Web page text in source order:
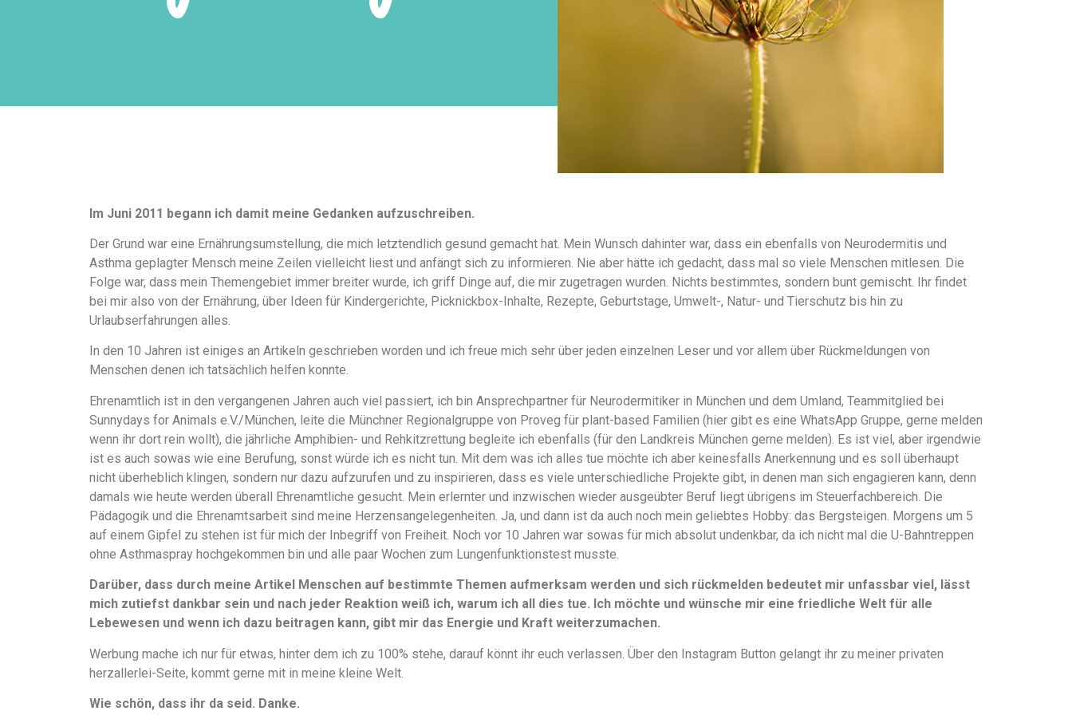
Im Juni 2011 begann ich damit meine Gedanken aufzuschreiben.
Der Grund war eine Ernährungsumstellung, die mich letztendlich gesund gemacht hat. Mein Wunsch dahinter war, dass ein ebenfalls von Neurodermitis und
Asthma geplagter Mensch meine Zeilen vielleicht liest und anfängt sich zu informieren. Nie aber hätte ich gedacht, dass mal so viele Menschen mitlesen. Die
Folge war, dass mein Themengebiet immer breiter wurde, ich griff Dinge auf, die mir zugetragen wurden. Nichts bestimmtes, sondern bunt gemischt. Ihr findet
bei mir also von der Ernährung, über Ideen für Kindergerichte, Picknickbox-Inhalte, Rezepte, Geburtstage, Umwelt-, Natur- und Tierschutz bis hin zu
Urlaubserfahrungen alles.
In den 10 Jahren ist einiges an Artikeln geschrieben worden und ich freue mich sehr über jeden einzelnen Leser und vor allem über Rückmeldungen von
Menschen denen ich tatsächlich helfen konnte.
Ehrenamtlich ist in den vergangenen Jahren auch viel passiert, ich bin Ansprechpartner für Neurodermitiker in München und dem Umland, Teammitglied bei
Sunnydays for Animals e.V./München, leite die Münchner Regionalgruppe von Proveg für plant-based Familien (hier gibt es eine WhatsApp Gruppe, gerne melden
wenn ihr dort rein wollt), die jährliche Amphibien- und Rehkitzrettung begleite ich ebenfalls (für den Landkreis München gerne melden). Es ist viel, aber irgendwie
ist es auch sowas wie eine Berufung, sonst würde ich es nicht tun. Mit dem was ich alles tue möchte ich aber keinesfalls Anerkennung und es soll überhaupt
nicht überheblich klingen, sondern nur dazu aufzurufen und zu inspirieren, dass es viele unterschiedliche Projekte gibt, in denen man sich engagieren kann, denn
damals wie heute werden überall Ehrenamtliche gesucht. Mein erlernter und inzwischen wieder ausgeübter Beruf liegt übrigens im Steuerfachbereich. Die
Pädagogik und die Ehrenamtsarbeit sind meine Herzensangelegenheiten. Ja, und dann ist da auch noch mein geliebtes Hobby: das Bergsteigen. Morgens um 5
auf einem Gipfel zu stehen ist für mich der Inbegriff von Freiheit. Noch vor 10 Jahren war sowas für mich absolut undenkbar, da ich nicht mal die U-Bahntreppen
ohne Asthmaspray hochgekommen bin und alle paar Wochen zum Lungenfunktionstest musste.
Darüber, dass durch meine Artikel Menschen auf bestimmte Themen aufmerksam werden und sich rückmelden bedeutet mir unfassbar viel, lässt
mich zutiefst dankbar sein und nach jeder Reaktion weiß ich, warum ich all dies tue. Ich möchte und wünsche mir eine friedliche Welt für alle
Lebewesen und wenn ich dazu beitragen kann, gibt mir das Energie und Kraft weiterzumachen.
Werbung mache ich nur für etwas, hinter dem ich zu 100% stehe, darauf könnt ihr euch verlassen. Über den Instagram Button gelangt ihr zu meiner privaten
herzallerlei-Seite, kommt gerne mit in meine kleine Welt.
Wie schön, dass ihr da seid. Danke.